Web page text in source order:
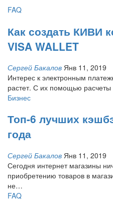
FAQ
Как создать КИВИ
VISA WALLET
Сергей Бакалов Янв 11, 2019
Интерес к электронным
растет. С их помощью
Бизнес
Топ-6 лучших
года
Сергей Бакалов Янв 11, 2019
Сегодня интернет магазины
приобретению товаров в
не…
FAQ